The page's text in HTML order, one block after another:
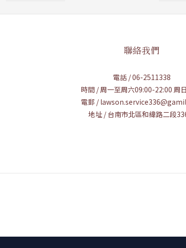
聯絡我們
電話 / 06-2511338
時間 / 周一至周六09:00-22:00 周
電郵 /
地址 / 台南市北區和緯路二段